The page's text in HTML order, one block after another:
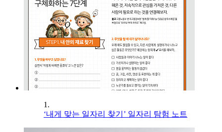
1.
‘내게 맞는 일자리 찾기’ 일자리 탐험 노트